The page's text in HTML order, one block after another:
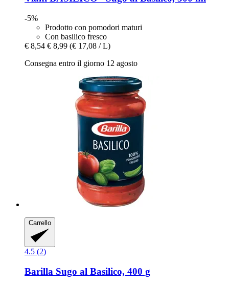
-5%
Prodotto con pomodori maturi
Con basilico fresco
€ 8,54 € 8,99 (€ 17,08 / L)
Consegna entro il giorno 12 agosto
Carrello
4.5 (2)
Barilla Sugo al Basilico, 400 g